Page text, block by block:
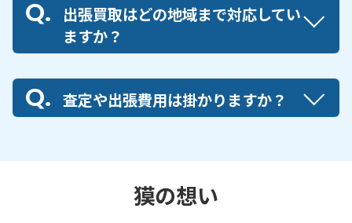
出張買取はどの地域まで対応してい
ますか？
査定や出張費用は掛かりますか？
獏の想い